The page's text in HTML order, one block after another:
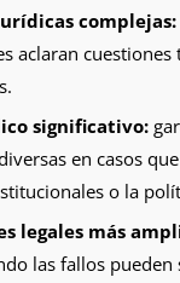
complejas:
aclaran cuestiones
significativo:
en casos
o la
legales más
las fallos pueden